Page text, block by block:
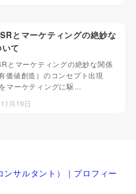
とマーケティングの絶妙な
て
とマーケティングの絶妙な関係
価値創造）のコンセプト出現
マーケティングに駆…
月19日
サルタント）｜プロフィー